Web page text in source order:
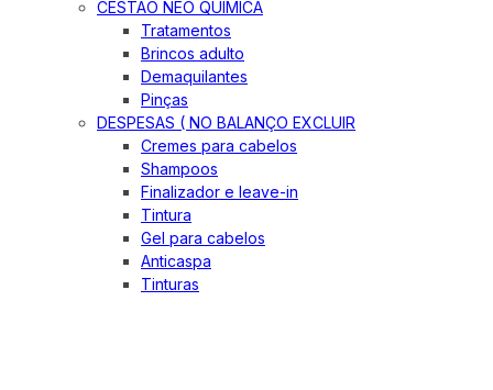
CESTÃO NEO QUIMICA
Tratamentos
Brincos adulto
Demaquilantes
Pinças
DESPESAS ( NO BALANÇO EXCLUIR
Cremes para cabelos
Shampoos
Finalizador e leave-in
Tintura
Gel para cabelos
Anticaspa
Tinturas